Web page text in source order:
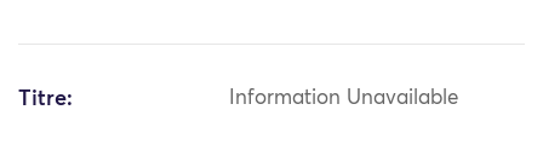
Titre: Information Unavailable